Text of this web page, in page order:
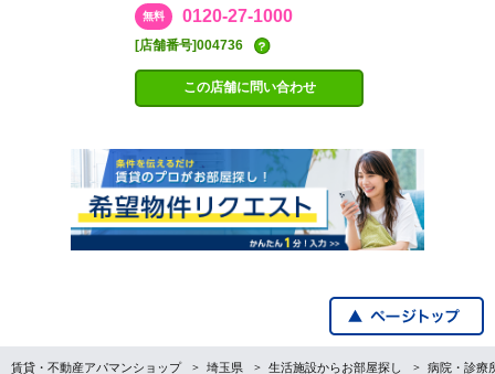
無料 0120-27-1000
[店舗番号]004736
この店舗に問い合わせ
賃貸・不動産アパマンショップ 埼玉県 生活施設からお部屋探し 病院・診療